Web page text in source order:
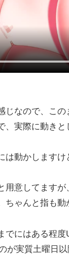
じなので、こ
、実際に動き
は動かしますけ
用意してます
ちゃんと指も
でにはある程
が実質土曜日